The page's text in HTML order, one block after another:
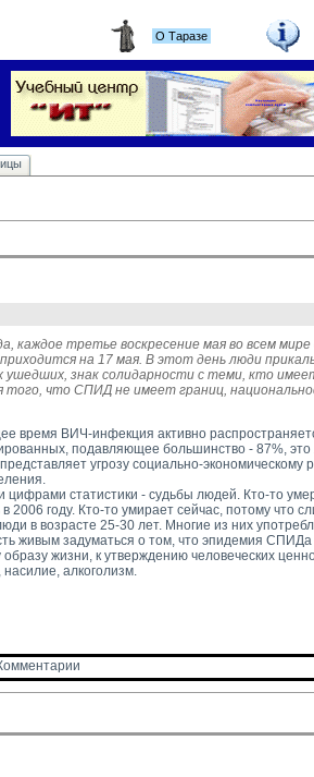
О Таразе
каждое третье воскресение мая во всем
на 17 мая. В этот день люди
ушедших, знак солидарности с теми, кто
того, что СПИД не имеет границ,
время ВИЧ-инфекция активно
подавляющее большинство - 87%,
угрозу социально-
цифрами статистики - судьбы людей. Кто-то
в 2006 году. Кто-то умирает сейчас, потому
в возрасте 25-30 лет. Многие из них
живым задуматься о том, что эпидемия СПИДа
жизни, к утверждению человеческих
насилие, алкоголизм.